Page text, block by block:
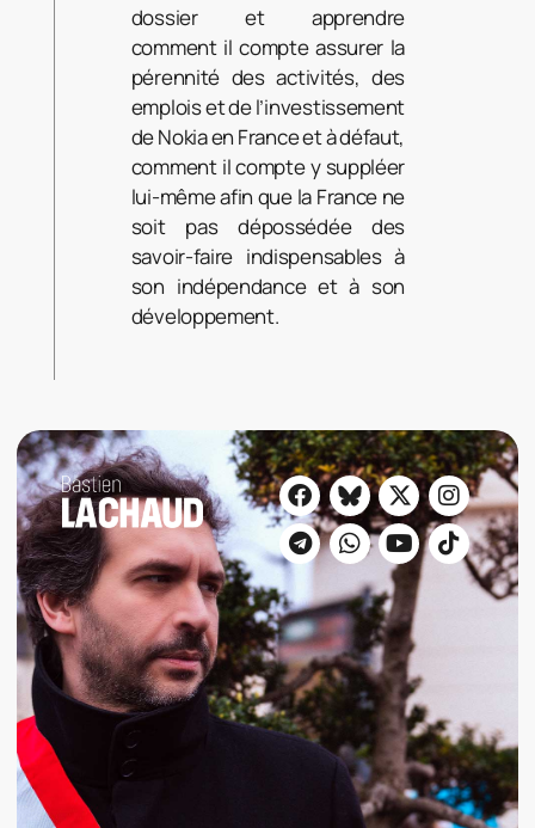
dossier et apprendre
comment il compte assurer la
pérennité des activités, des
emplois et de l’investissement
de Nokia en France et à défaut,
comment il compte y suppléer
lui-même afin que la France ne
soit pas dépossédée des
savoir-faire indispensables à
son indépendance et à son
développement.